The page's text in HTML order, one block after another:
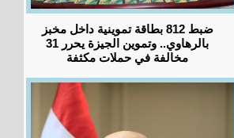
ضبط 812 بطاقة تموينية داخل مخبز
بالرهاوي.. وتموين الجيزة يحرر 31
مخالفة في حملات مكثفة